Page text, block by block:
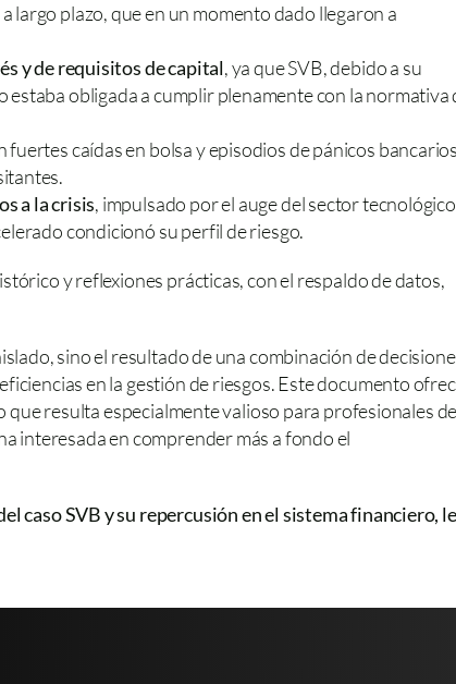
largo plazo, que en un momento dado llegaron a
y de requisitos de capital, ya que SVB, debido a su
estaba obligada a cumplir plenamente con la normativa
fuertes caídas en bolsa y episodios de pánicos
a la crisis, impulsado por el auge del sector
condicionó su perfil de riesgo.
y reflexiones prácticas, con el respaldo de datos,
sino el resultado de una combinación de
en la gestión de riesgos. Este documento
que resulta especialmente valioso para profesionales de
interesada en comprender más a fondo el
caso SVB y su repercusión en el sistema financiero, le